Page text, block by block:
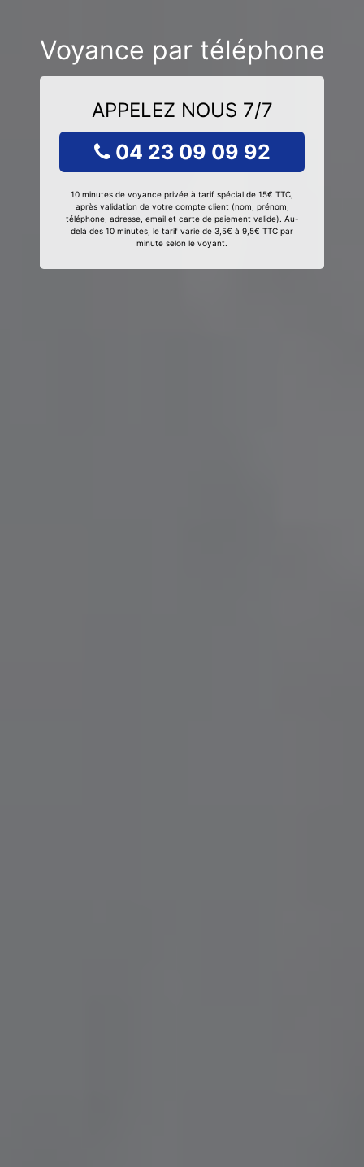
Voyance par téléphone
APPELEZ NOUS 7/7
04 23 09 09 92
10 minutes de voyance privée à tarif spécial de 15€ TTC,
après validation de votre compte client (nom, prénom,
téléphone, adresse, email et carte de paiement valide). Au-
delà des 10 minutes, le tarif varie de 3,5€ à 9,5€ TTC par
minute selon le voyant.